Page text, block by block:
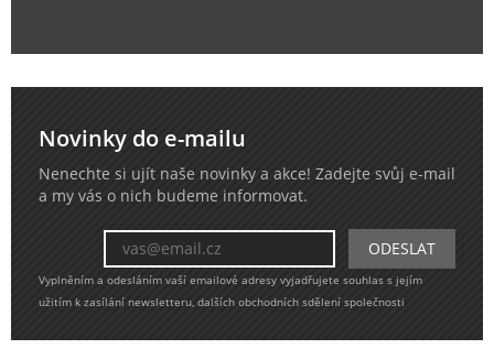
Novinky do e-mailu
Nenechte si ujít naše novinky a akce! Zadejte svůj e-mail
a my vás o nich budeme informovat.
Vyplněním a odesláním vaší emailové adresy vyjadřujete souhlas s jejím
užitím k zasílání newsletteru, dalších obchodních sdělení společnosti